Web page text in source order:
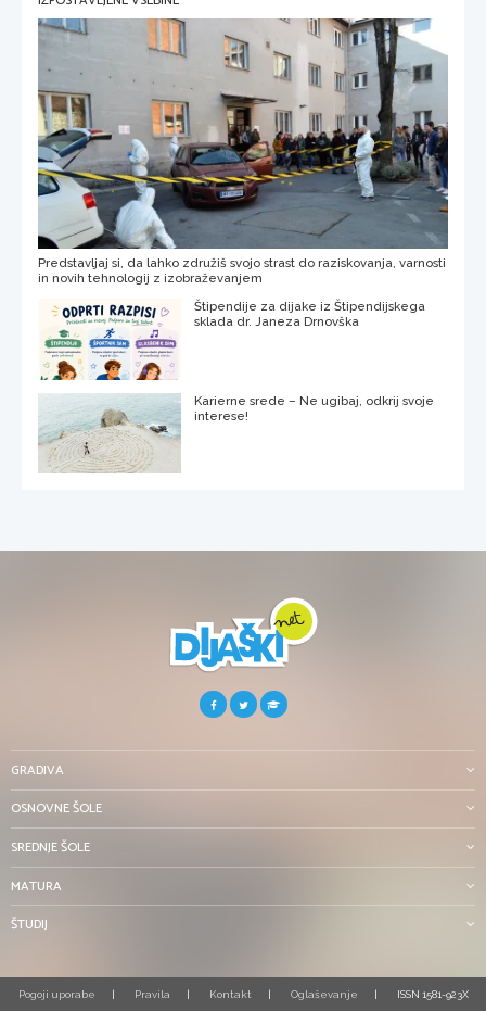
Predstavljaj si, da lahko združiš svojo strast do raziskovanja, varnosti
in novih tehnologij z izobraževanjem
Štipendije za dijake iz Štipendijskega
sklada dr. Janeza Drnovška
Karierne srede – Ne ugibaj, odkrij svoje
interese!
GRADIVA
OSNOVNE ŠOLE
SREDNJE ŠOLE
MATURA
ŠTUDIJ
Pogoji uporabe Pravila Kontakt Oglaševanje ISSN 1581-923X